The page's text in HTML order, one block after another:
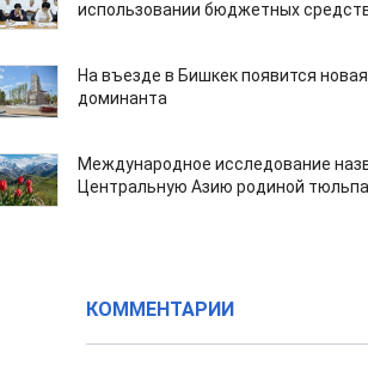
использовании бюджетных
На въезде в Бишкек появится
доминанта
Международное исследование
Центральную Азию родиной
КОММЕНТАРИИ